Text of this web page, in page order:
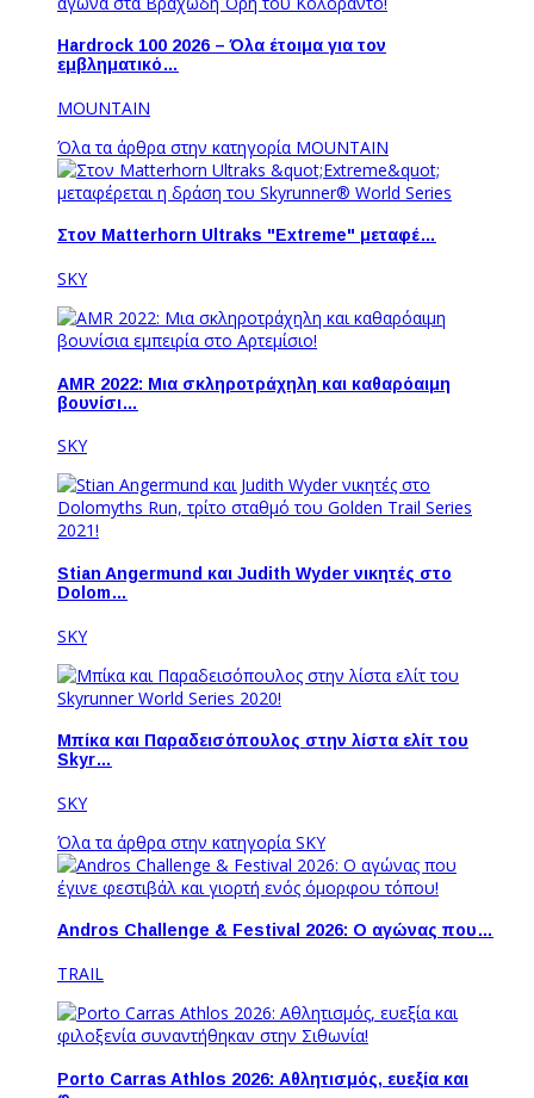
Hardrock 100 2026 – Όλα έτοιμα για τον
εμβληματικό…
MOUNTAIN
Όλα τα άρθρα στην κατηγορία MOUNTAIN
Στον Matterhorn Ultraks "Extreme" μεταφέ…
SKY
AMR 2022: Μια σκληροτράχηλη και καθαρόαιμη
βουνίσι…
SKY
Stian Angermund και Judith Wyder νικητές στο
Dolom…
SKY
Μπίκα και Παραδεισόπουλος στην λίστα ελίτ του
Skyr…
SKY
Όλα τα άρθρα στην κατηγορία SKY
Andros Challenge & Festival 2026: O αγώνας που…
TRAIL
Porto Carras Athlos 2026: Aθλητισμός, ευεξία και